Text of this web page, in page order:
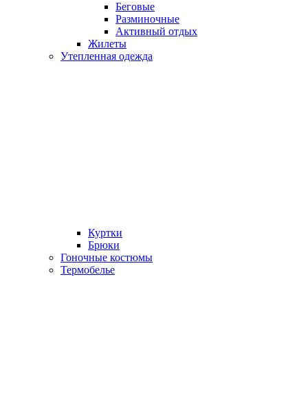
Беговые
Разминочные
Активный отдых
Жилеты
Утепленная одежда
Куртки
Брюки
Гоночные костюмы
Термобелье